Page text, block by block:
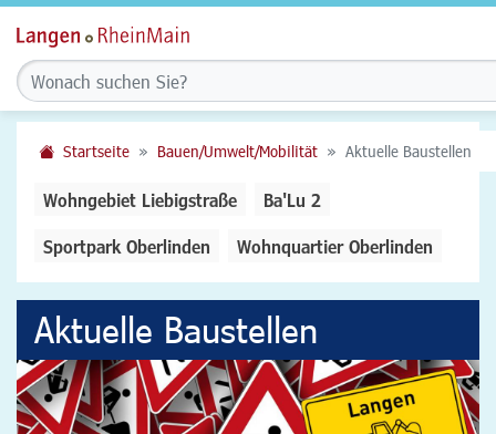
Startseite Bauen/Umwelt/Mobilität Aktuelle Baustellen
Wohngebiet Liebigstraße Ba'Lu 2
Sportpark Oberlinden Wohnquartier Oberlinden
Aktuelle Baustellen